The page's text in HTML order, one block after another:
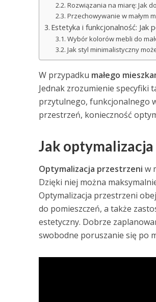
Rozwiązania na miarę: Jak
Przechowywanie w małym
Estetyka i funkcjonalność: Jak
Wybór kolorów mebli do
Jak styl minimalistyczny
W przypadku małego
Jednak zrozumienie specyfiki
przytulnego, funkcjonalnego
przestrzeń, konieczność
Jak
Optymalizacja przestrzeni w
Dzięki niej można
Optymalizacja przestrzeni
do pomieszczeń, a także
estetyczny. Dobrze
swobodne poruszanie się po